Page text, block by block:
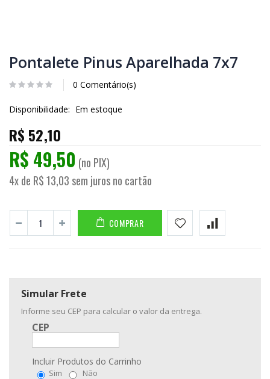
Pontalete Pinus Aparelhada 7x7
0 Comentário(s)
Disponibilidade: Em estoque
R$ 52,10
R$ 49,50 (no PIX)
4x de R$ 13,03 sem juros no cartão
COMPRAR
Simular Frete
Informe seu CEP para calcular o valor da entrega.
CEP
Incluir Produtos do Carrinho
Sim Não